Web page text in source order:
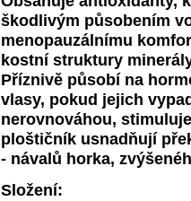
škodlivým působením
menopauzálnímu
kostní struktury
Příznivě působí na
vlasy, pokud jejich
nerovnováhou,
ploštičník usnadňují
- návalů horka,
Složení: